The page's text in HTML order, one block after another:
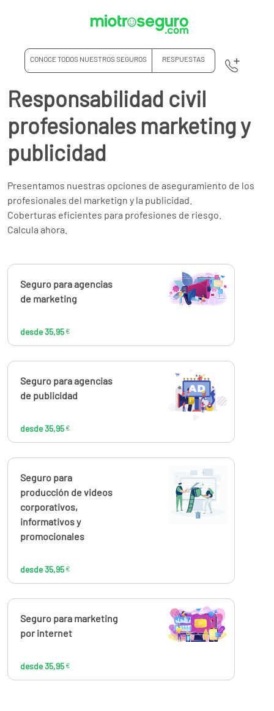
CONOCE TODOS NUESTROS SEGUROS RESPUESTAS
Responsabilidad civil
profesionales marketing y
publicidad
Presentamos nuestras opciones de aseguramiento de los
profesionales del marketign y la publicidad.
Coberturas eficientes para profesiones de riesgo.
Calcula ahora.
Calcúlalo ahora
Seguro para agencias
de marketing
desde 35,95 €
35,95
Calcúlalo ahora
Seguro para agencias
de publicidad
desde 35,95 €
35,95€
Calcúlalo ahora
Seguro para
producción de videos
corporativos,
informativos y
promocionales
desde 35,95 €
35,95€
Calcúlalo ahora
Seguro para marketing
por internet
desde 35,95 €
35,95€